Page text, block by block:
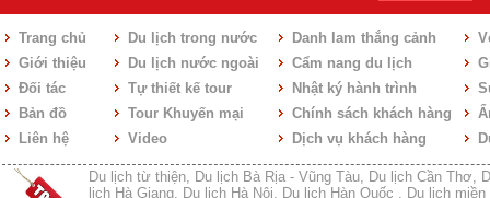
Trang chủ
Giới thiệu
Đối tác
Bản đồ
Liên hệ
Du lịch trong nước
Du lịch nước ngoài
Tự thiết kế tour
Tour Khuyến mại
Video
Danh lam thắng cảnh
Cẩm nang du lịch
Nhật ký hành trình
Chính sách khách hàng
Dịch vụ khách hàng
Du lịch từ thiện, Du lịch Bà Rịa - Vũng Tàu, Du lịch Cần Thơ,
lịch Hà Giang, Du lịch Hà Nội, Du lịch Hàn Quốc , Du lịch miền